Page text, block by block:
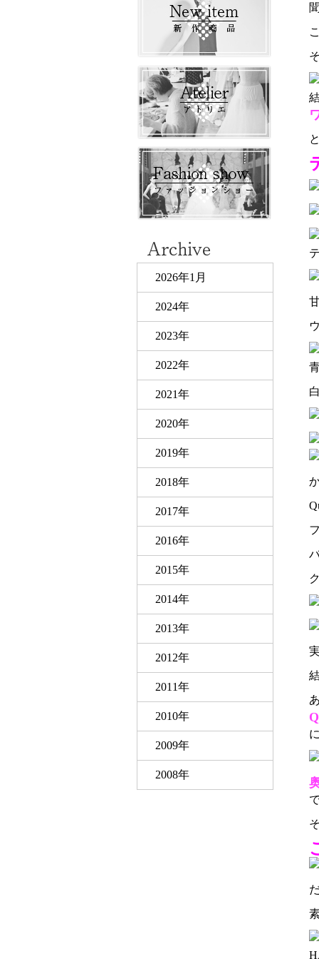
2026年1月
2024年
2023年
2022年
2021年
2020年
2019年
2018年
2017年
2016年
2015年
2014年
2013年
2012年
2011年
2010年
2009年
2008年